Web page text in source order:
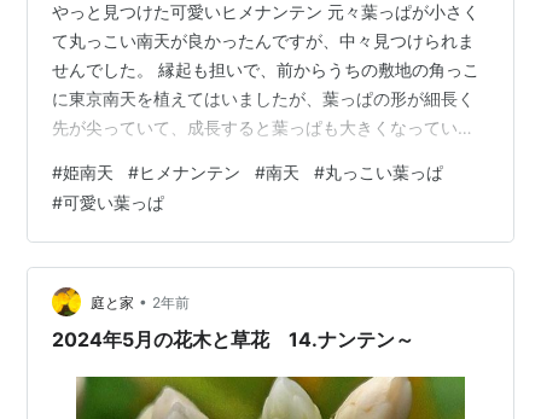
やっと見つけた可愛いヒメナンテン 元々葉っぱが小さく
て丸っこい南天が良かったんですが、中々見つけられま
せんでした。 縁起も担いで、前からうちの敷地の角っこ
に東京南天を植えてはいましたが、葉っぱの形が細長く
先が尖っていて、成長すると葉っぱも大きくなっていま
赤い実も付けて年中楽しめますが、昔見た葉っぱが小さ
くて丸っこい可愛い南天がやっぱり欲しいなぁと探し続
けていました。 先日メルカリでヒメナンテンの苗を出品
されていたのを見つけて、ようやく手に入れることがで
きました╰(*´︶`*)╯♡ ↗️ 樹木というより草の新芽っぽい
くらい、 新芽🌱がとっても小…
#姫南天 #ヒメナンテン #南天 #丸っこい葉っぱ
#可愛い葉っぱ
庭と家 • 2年前
2024年5月の花木と草花 14.ナンテン～